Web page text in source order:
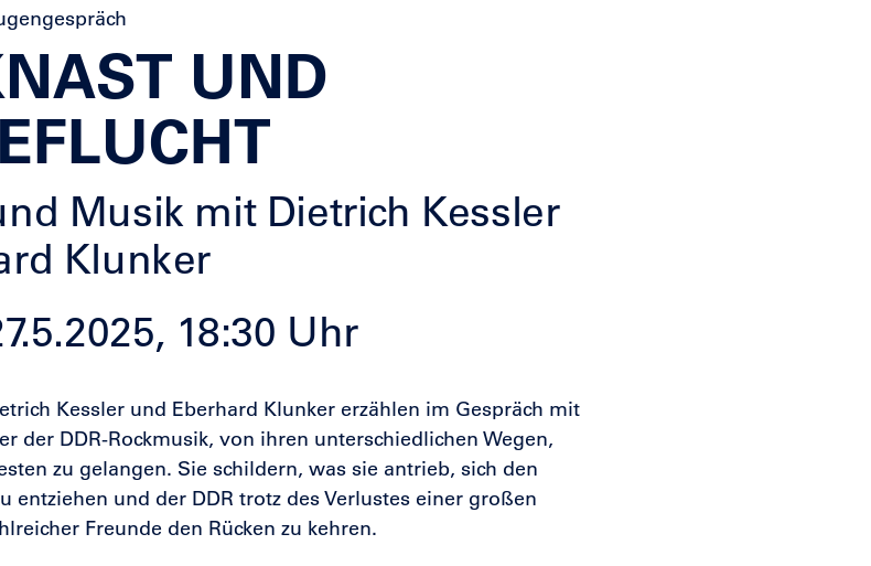
UND
Musik mit Dietrich Kessler
Klunker
18:30 Uhr
Kessler und Eberhard Klunker erzählen im Gespräch mit
der DDR-Rockmusik, von ihren unterschiedlichen Wegen,
zu gelangen. Sie schildern, was sie antrieb, sich den
entziehen und der DDR trotz des Verlustes einer großen
Freunde den Rücken zu kehren.